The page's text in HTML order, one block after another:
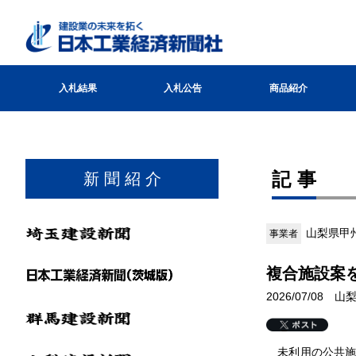
入札結果 入札公告 商品紹介
新 聞 紹 介 記事
事業者 山梨県甲
複合施設案
2026/07/08 山
未利用の公共施